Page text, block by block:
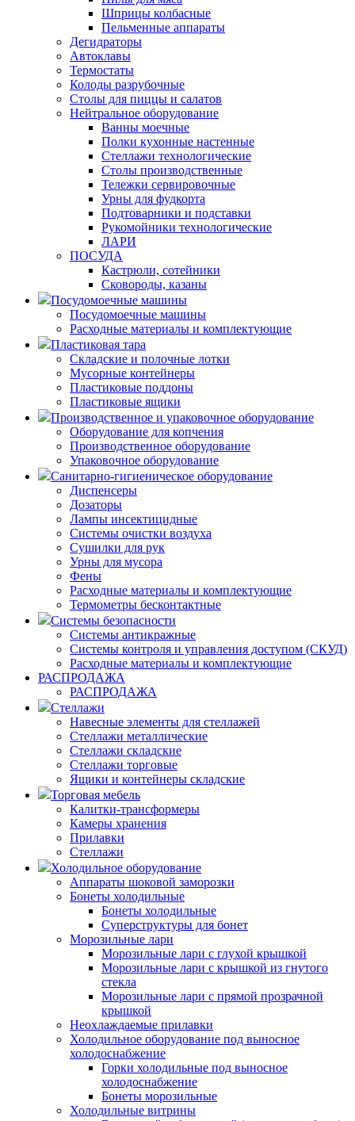
Шприцы колбасные
Пельменные аппараты
Дегидраторы
Автоклавы
Термостаты
Колоды разрубочные
Столы для пиццы и салатов
Нейтральное оборудование
Ванны моечные
Полки кухонные настенные
Стеллажи технологические
Столы производственные
Тележки сервировочные
Урны для фудкорта
Подтоварники и подставки
Рукомойники технологические
ЛАРИ
ПОСУДА
Кастрюли, сотейники
Сковороды, казаны
Посудомоечные машины
Посудомоечные машины
Расходные материалы и комплектующие
Пластиковая тара
Складские и полочные лотки
Мусорные контейнеры
Пластиковые поддоны
Пластиковые ящики
Производственное и упаковочное оборудование
Оборудование для копчения
Производственное оборудование
Упаковочное оборудование
Санитарно-гигиеническое оборудование
Диспенсеры
Дозаторы
Лампы инсектицидные
Системы очистки воздуха
Сушилки для рук
Урны для мусора
Фены
Расходные материалы и комплектующие
Термометры бесконтактные
Системы безопасности
Системы антикражные
Системы контроля и управления доступом (СКУД)
Расходные материалы и комплектующие
РАСПРОДАЖА
РАСПРОДАЖА
Стеллажи
Навесные элементы для стеллажей
Стеллажи металлические
Стеллажи складские
Стеллажи торговые
Ящики и контейнеры складские
Торговая мебель
Калитки-трансформеры
Камеры хранения
Прилавки
Стеллажи
Холодильное оборудование
Аппараты шоковой заморозки
Бонеты холодильные
Бонеты холодильные
Суперструктуры для бонет
Морозильные лари
Морозильные лари с глухой крышкой
Морозильные лари с крышкой из гнутого
стекла
Морозильные лари с прямой прозрачной
крышкой
Неохлаждаемые прилавки
Холодильное оборудование под выносное
холодоснабжение
Горки холодильные под выносное
холодоснабжение
Бонеты морозильные
Холодильные витрины